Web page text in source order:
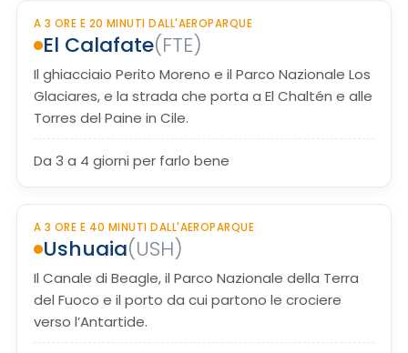
A 3 ORE E 20 MINUTI DALL'AEROPARQUE
El Calafate(FTE)
Il ghiacciaio Perito Moreno e il Parco Nazionale Los
Glaciares, e la strada che porta a El Chaltén e alle
Torres del Paine in Cile.
Da 3 a 4 giorni per farlo bene
A 3 ORE E 40 MINUTI DALL'AEROPARQUE
Ushuaia(USH)
Il Canale di Beagle, il Parco Nazionale della Terra
del Fuoco e il porto da cui partono le crociere
verso l’Antartide.